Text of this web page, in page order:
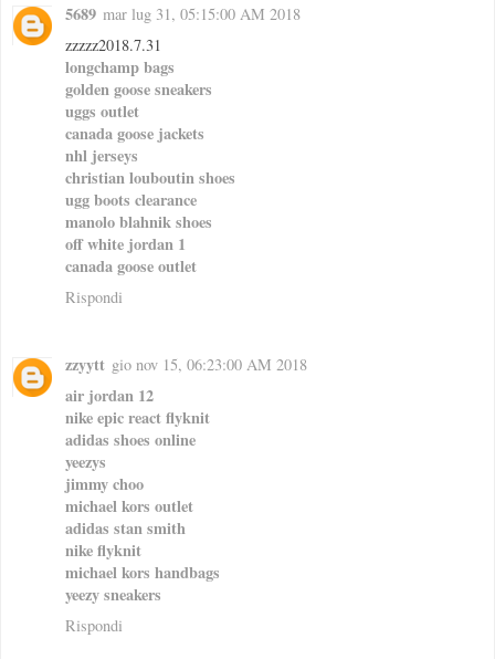
5689 mar lug 31, 05:15:00 AM 2018
zzzzz2018.7.31
longchamp bags
golden goose sneakers
uggs outlet
canada goose jackets
nhl jerseys
christian louboutin shoes
ugg boots clearance
manolo blahnik shoes
off white jordan 1
canada goose outlet
Rispondi
zzyytt gio nov 15, 06:23:00 AM 2018
air jordan 12
nike epic react flyknit
adidas shoes online
yeezys
jimmy choo
michael kors outlet
adidas stan smith
nike flyknit
michael kors handbags
yeezy sneakers
Rispondi